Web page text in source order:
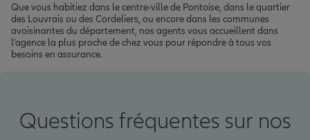
Que vous habitiez dans le centre-ville de Pontoise, dans le quartier
des Louvrais ou des Cordeliers, ou encore dans les communes
avoisinantes du département, nos agents vous accueillent dans
l'agence la plus proche de chez vous pour répondre à tous vos
besoins en assurance.
Questions fréquentes sur nos